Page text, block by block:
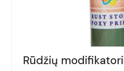
Rūdžių